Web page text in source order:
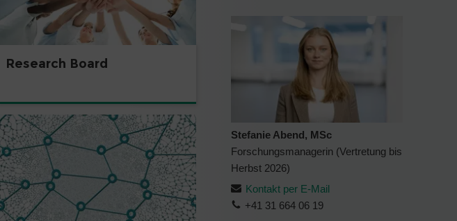
Research Board
Stefanie Abend, MSc
Forschungsmanagerin (Vertretung bis
Herbst 2026)
Kontakt per E-Mail
+41 31 664 06 19